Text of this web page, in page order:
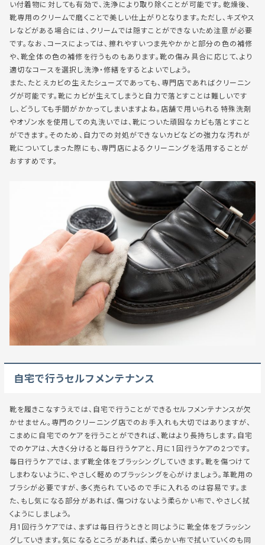
い付着物に対しても有効で、洗浄により取り除くことが可能です。乾燥後、
靴専用のクリームで磨くことで美しい仕上がりとなります。ただし、キズやス
レなどがある場合には、クリームでは隠すことができないため注意が必要
です。なお、コースによっては、擦れやすいつま先やかかと部分の色の補修
や、靴全体の色の補修を行うものもあります。靴の傷み具合に応じて、より
適切なコースを選択し洗浄・修繕をするとよいでしょう。
また、たとえカビの生えたシューズであっても、専門店であればクリーニン
グが可能です。靴にカビが生えてしまうと自力で落とすことは難しいです
し、どうしても手間がかかってしまいますよね。店舗で用いられる特殊洗剤
やオゾン水を使用しての丸洗いでは、靴についた頑固なカビも落とすこと
ができます。そのため、自力での対処ができないカビなどの強力な汚れが
靴についてしまった際にも、専門店によるクリーニングを活用することが
おすすめです。
自宅で行うセルフメンテナンス
靴を履きこなすうえでは、自宅で行うことができるセルフメンテナンスが欠
かせません。専門のクリーニング店でのお手入れも大切ではありますが、
こまめに自宅でのケアを行うことができれば、靴はより長持ちします。自宅
でのケアは、大きく分けると毎日行うケアと、月に1回行うケアの2つです。
毎日行うケアでは、まず靴全体をブラッシングしていきます。靴を傷つけて
しまわないように、やさしく軽めのブラッシングを心がけましょう。革靴用の
ブラシが必要ですが、多く売られているので手に入れるのは容易です。ま
た、もし気になる部分があれば、傷つけないよう柔らかい布で、やさしく拭
くようにしましょう。
月1回行うケアでは、まずは毎日行うときと同じように靴全体をブラッシン
グしていきます。気になるところがあれば、柔らかい布で拭いていくのも同